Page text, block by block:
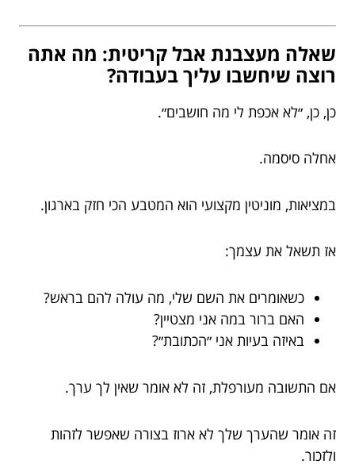
שאלה מעצבנת אבל קריטית: מה אתה
רוצה שיחשבו עליך בעבודה?
כן, כן, ״לא אכפת לי מה חושבים״.
אחלה סיסמה.
במציאות, מוניטין מקצועי הוא המטבע הכי חזק בארגון.
אז תשאל את עצמך:
כשאומרים את השם שלי, מה עולה להם בראש?
האם ברור במה אני מצטיין?
באיזה בעיות אני ״הכתובת״?
אם התשובה מעורפלת, זה לא אומר שאין לך ערך.
זה אומר שהערך שלך לא ארוז בצורה שאפשר לזהות
ולזכור.